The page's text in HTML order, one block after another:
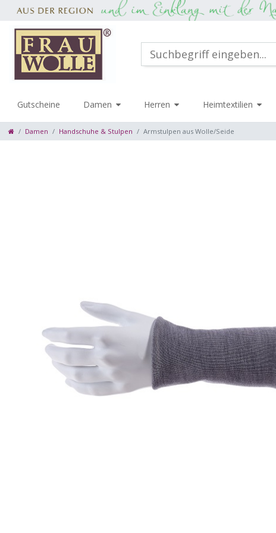
Gutscheine Damen Herren Heimtextilien
Damen Handschuhe & Stulpen Armstulpen aus Wolle/Seide